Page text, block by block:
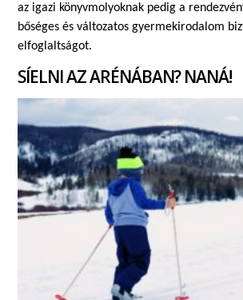
az igazi könyvmolyoknak pedig a
bőséges és változatos gyermekirodalom
elfoglaltságot.
SÍELNI AZ ARÉNÁBAN? NANÁ!